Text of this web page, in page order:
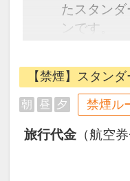
たスタン
ンです。
できるダイ
ら、一都市
にも最適！
旅行期間
泊・飛び
JALマイ
トマイル
【禁煙】スタン
朝 昼 夕 禁煙ル
旅行代金 （航空